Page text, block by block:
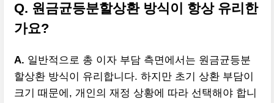
Q. 원금균등분할상환 방식이 항상 유리한
가요?
A. 일반적으로 총 이자 부담 측면에서는 원금균등분
할상환 방식이 유리합니다. 하지만 초기 상환 부담이
크기 때문에, 개인의 재정 상황에 따라 선택해야 합니